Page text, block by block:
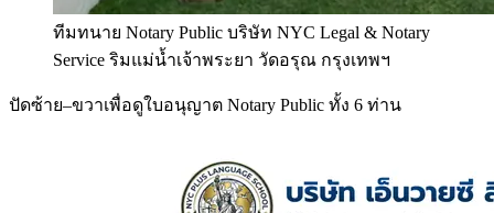
ทีมทนาย Notary Public บริษัท NYC Legal & Notary
Service ริมแม่น้ำเจ้าพระยา วัดอรุณ กรุงเทพฯ
ปัดซ้าย–ขวาเพื่อดูใบอนุญาต Notary Public ทั้ง 6 ท่าน